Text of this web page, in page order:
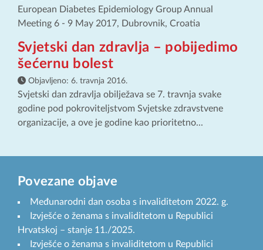
European Diabetes Epidemiology Group Annual
Meeting 6 - 9 May 2017, Dubrovnik, Croatia
Svjetski dan zdravlja – pobijedimo
šećernu bolest
Objavljeno: 6. travnja 2016.
Svjetski dan zdravlja obilježava se 7. travnja svake
godine pod pokroviteljstvom Svjetske zdravstvene
organizacije, a ove je godine kao prioritetno...
Povezane objave
Međunarodni dan osoba s invaliditetom 2022. g.
Izvješće o ženama s invaliditetom u Republici
Hrvatskoj – stanje 11./2025.
Izvješće o ženama s invaliditetom u Republici